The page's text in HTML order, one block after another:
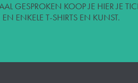
GESPROKEN KOOP JE HIER JE
ENKELE T-SHIRTS EN KUNST.